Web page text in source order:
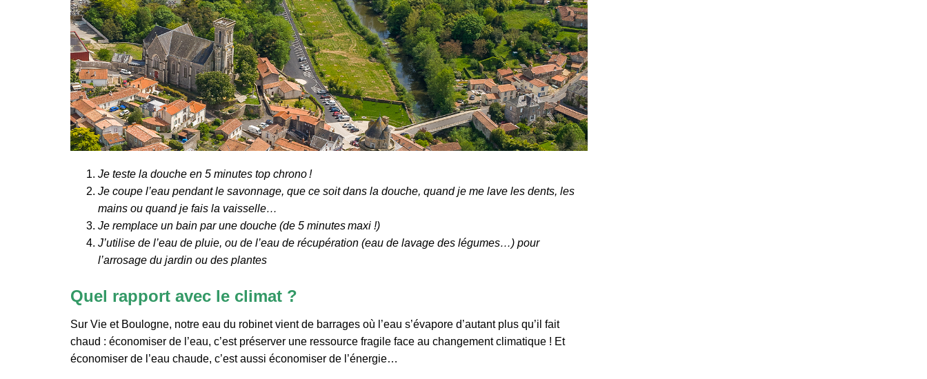
Je teste la douche en 5 minutes top chrono !
Je coupe l’eau pendant le savonnage, que ce soit dans la douche, quand je me lave les dents, les
mains ou quand je fais la vaisselle…
Je remplace un bain par une douche (de 5 minutes maxi !)
J’utilise de l’eau de pluie, ou de l’eau de récupération (eau de lavage des légumes…) pour
l’arrosage du jardin ou des plantes
Quel rapport avec le climat ?
Sur Vie et Boulogne, notre eau du robinet vient de barrages où l’eau s’évapore d’autant plus qu’il fait
chaud : économiser de l’eau, c’est préserver une ressource fragile face au changement climatique ! Et
économiser de l’eau chaude, c’est aussi économiser de l’énergie…